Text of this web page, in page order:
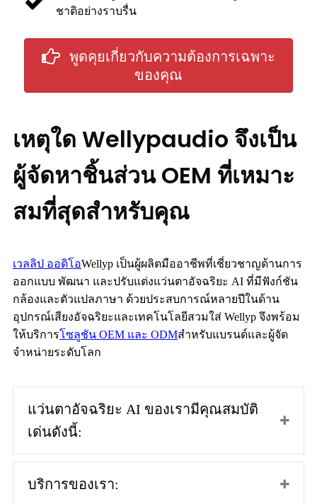
ชาติอย่างราบรื่น
พูดคุยเกี่ยวกับความต้องการเฉพาะ
ของคุณ
เหตุใด Wellypaudio จึงเป็น
ผู้จัดหาชิ้นส่วน OEM ที่เหมาะ
สมที่สุดสำหรับคุณ
เวลลิป ออดิโอWellyp เป็นผู้ผลิตมืออาชีพที่เชี่ยวชาญด้านการ
ออกแบบ พัฒนา และปรับแต่งแว่นตาอัจฉริยะ AI ที่มีฟังก์ชัน
กล้องและตัวแปลภาษา ด้วยประสบการณ์หลายปีในด้าน
อุปกรณ์เสียงอัจฉริยะและเทคโนโลยีสวมใส่ Wellyp จึงพร้อม
ให้บริการโซลูชัน OEM และ ODMสำหรับแบรนด์และผู้จัด
จำหน่ายระดับโลก
แว่นตาอัจฉริยะ AI ของเรามีคุณสมบัติ
เด่นดังนี้:
บริการของเรา: